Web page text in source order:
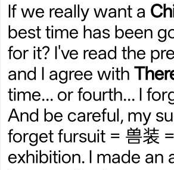
If we really want a
best time has been
for it? I've read the
and I agree with
time... or fourth... I
And be careful, my
forget fursuit = 兽装
exhibition. I made